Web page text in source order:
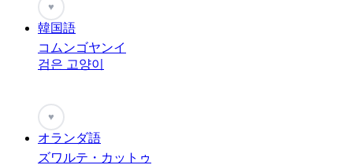
♥
韓国語
コムンゴヤンイ
검은 고양이
♥
オランダ語
ズワルテ・カットゥ